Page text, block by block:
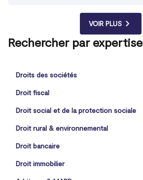
VOIR PLUS
Rechercher par expertise
Droits des sociétés
Droit fiscal
Droit social et de la protection sociale
Droit rural & environnemental
Droit bancaire
Droit immobilier